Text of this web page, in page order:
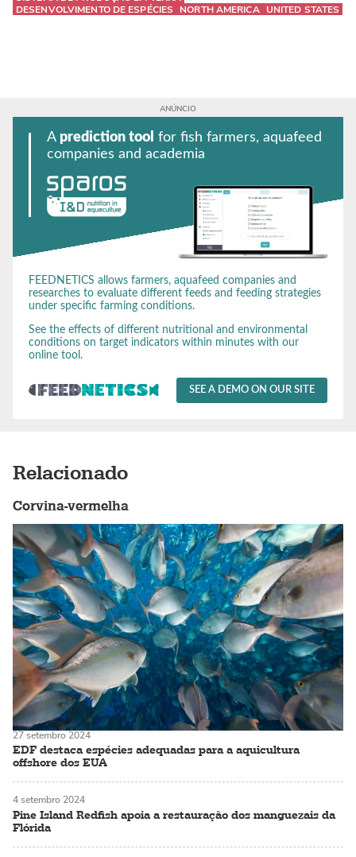
DESENVOLVIMENTO DE ESPÉCIES
NORTH AMERICA UNITED STATES
A prediction tool for fish farmers, aquafeed
companies and academia
FEEDNETICS allows farmers, aquafeed companies and
researches to evaluate different feeds and feeding strategies
under specific farming conditions.
See the effects of different nutritional and environmental
conditions on target indicators within minutes with our
online tool.
SEE A DEMO ON OUR SITE
Relacionado
Corvina-vermelha
EDF destaca espécies adequadas para a aquicultura
offshore dos EUA
27 setembro 2024
Pine Island Redfish apoia a restauração dos manguezais da
Flórida
4 setembro 2024